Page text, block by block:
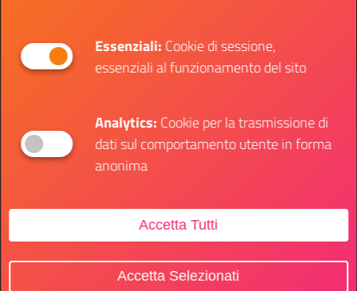
Essenziali:Cookie di sessione,
essenziali al funzionamento del sito
Analytics:Cookie per la trasmissione di
dati sul comportamento utente in forma
anonima
Accetta Tutti
Accetta Selezionati